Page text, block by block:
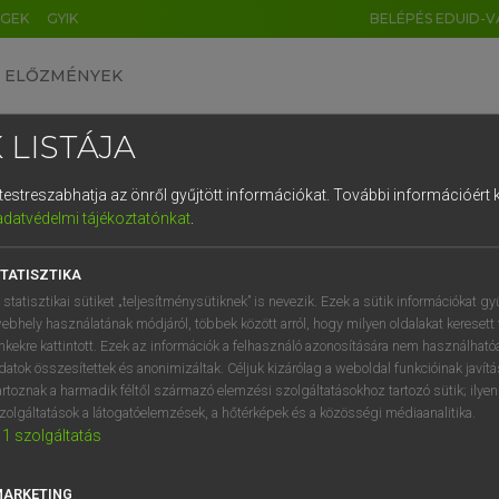
GYIK BELÉPÉS EDUID-
ELŐZMÉNYEK
szótár
VAN ELŐFIZETÉSED?
megtekintéséhez.
LISTÁJA
az önről gyűjtött információkat. További információért
tájékoztatónkat.
statisztikai sütiket „teljesítménysütiknek” is nevezik. Ezek a sütik információkat
használatának módjáról, többek között arról, hogy milyen oldalakat keresett
kattintott. Ezek az információk a felhasználó azonosítására nem
összesítettek és anonimizáltak. Céljuk kizárólag a weboldal funkcióinak
a harmadik féltől származó elemzési szolgáltatásokhoz tartozó sütik;
a látogatóelemzések, a hőtérképek és a közösségi médiaanalitika.
1 szolgáltatás
DE CN FR ES IT NL
1 2 3 4 5 6 7 8 9
q w e r t z u i
a s d f g h j k l é
í y x c v b n m , .